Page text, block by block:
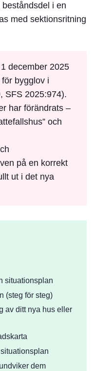
i en
med sektionsritning
december 2025
bygglov i
SFS 2025:974).
har förändrats –
och
på en korrekt
ut i det nya
situationsplan
(steg för steg)
av ditt nya hus eller
dem